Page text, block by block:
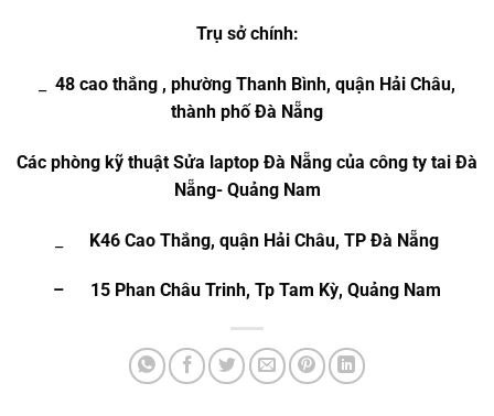
Trụ sở chính:
48 cao thắng , phường Thanh Bình, quận Hải Châu,
thành phố Đà Nẵng
Các phòng kỹ thuật Sửa laptop Đà Nẵng của công ty tai Đà
Nẵng- Quảng Nam
K46 Cao Thắng, quận Hải Châu, TP Đà Nẵng
– 15 Phan Châu Trinh, Tp Tam Kỳ, Quảng Nam